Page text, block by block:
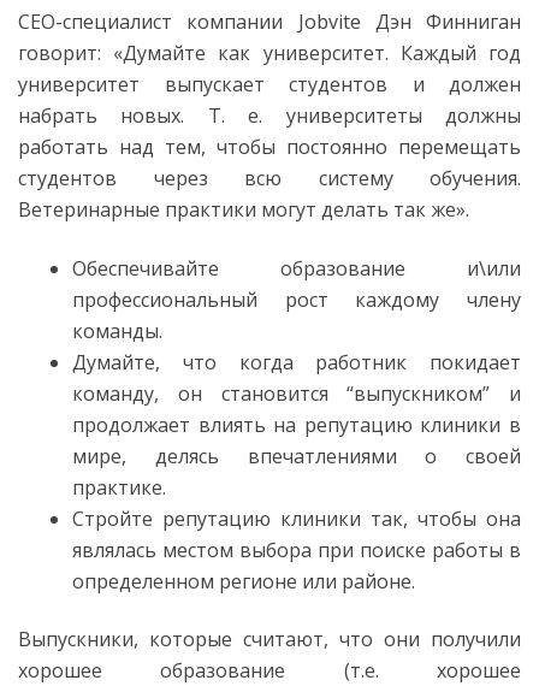
CEO-специалист компании Jobvite Дэн Финниган
говорит: «Думайте как университет. Каждый год
университет выпускает студентов и должен
набрать новых. Т. е. университеты должны
работать над тем, чтобы постоянно перемещать
студентов через всю систему обучения.
Ветеринарные практики могут делать так же».
Обеспечивайте образование и\или
профессиональный рост каждому члену
команды.
Думайте, что когда работник покидает
команду, он становится “выпускником” и
продолжает влиять на репутацию клиники в
мире, делясь впечатлениями о своей
практике.
Стройте репутацию клиники так, чтобы она
являлась местом выбора при поиске работы в
определенном регионе или районе.
Выпускники, которые считают, что они получили
хорошее образование (т.е. хорошее